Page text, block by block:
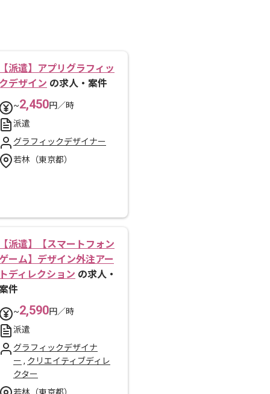
派遣】アプリグラフィッ
デザイン の求人・案件
~2,450円／時
派遣
グラフィックデザイナー
若林（東京都）
派遣】【スマートフォン
ーム】デザイン外注アー
ディレクション の求人・
件
~2,590円／時
派遣
グラフィックデザイナ
ー , クリエイティブディレ
クター